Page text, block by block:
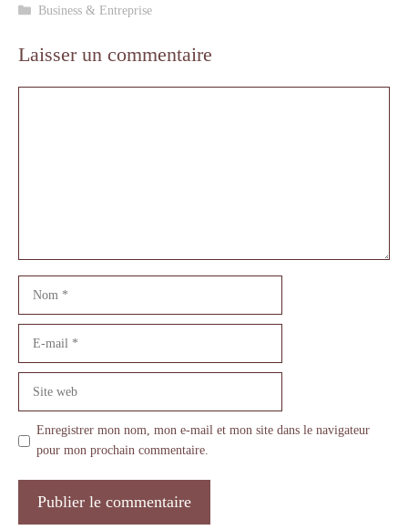
Catégories
Business & Entreprise
Laisser un commentaire
Enregistrer mon nom, mon e-mail et mon site dans le navigateur
pour mon prochain commentaire.